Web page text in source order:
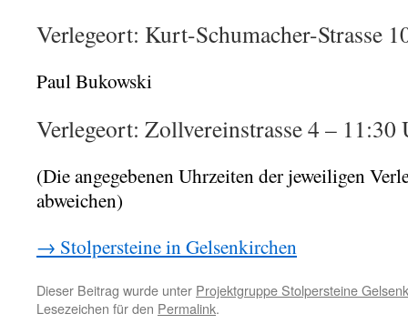
Verlegeort: Kurt-Schumacher-Strasse
Paul Bukowski
Verlegeort: Zollvereinstrasse 4 – 11:30
(Die angegebenen Uhrzeiten der jeweiligen
abweichen)
→ Stolpersteine in Gelsenkirchen
Dieser Beitrag wurde unter Projektgruppe Stolpersteine
Lesezeichen für den Permalink.